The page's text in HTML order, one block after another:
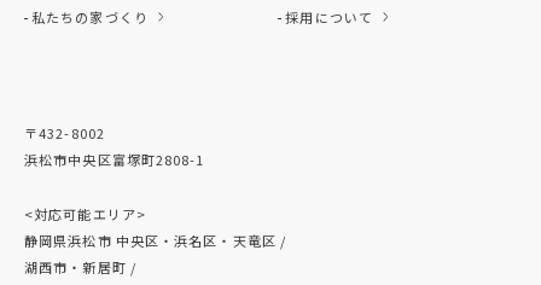
私たちの家づくり
採用について
〒432-8002
浜松市中央区富塚町2808-1
<対応可能エリア>
静岡県浜松市 中央区・浜名区・天竜区 /
湖西市・新居町 /